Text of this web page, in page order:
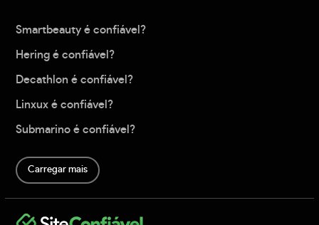
Smartbeauty é confiável?
Hering é confiável?
Decathlon é confiável?
Linxux é confiável?
Submarino é confiável?
Carregar mais